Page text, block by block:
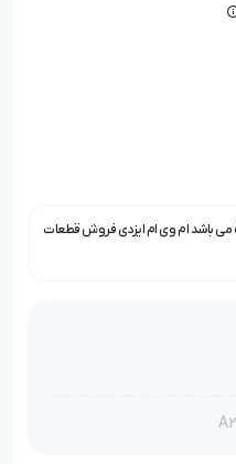
این قطعه مناسب ماشین ام‌وی‌ام ۵۳۰ می باشد ام وی ام ایزدی فروش قطعات